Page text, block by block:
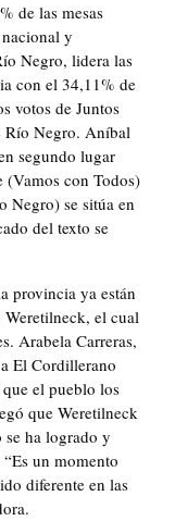
de las mesas
y
Negro, lidera las
con el 34,11% de
votos de Juntos
Río Negro. Aníbal
segundo lugar
con Todos)
Negro) se sitúa en
del texto se
provincia ya están
el cual
Arabela Carreras,
El Cordillerano
el pueblo los
que Weretilneck
ha logrado y
un momento
diferente en las